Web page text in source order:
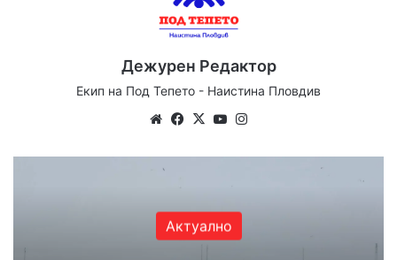
Дежурен Редактор
Екип на Под Тепето - Наистина Пловдив
We
te
Fa
bo
X
Yo
ub ra
Актуално